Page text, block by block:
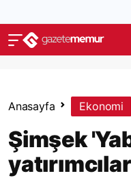
Anasayfa Ekonomi
Şimşek